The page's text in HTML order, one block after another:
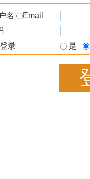
名
Email
录
是